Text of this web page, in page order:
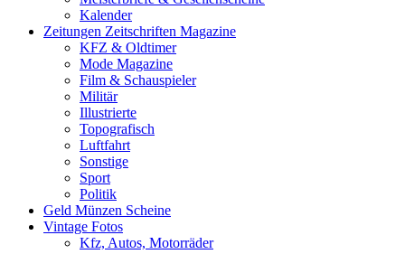
Kalender
Zeitungen Zeitschriften Magazine
KFZ & Oldtimer
Mode Magazine
Film & Schauspieler
Militär
Illustrierte
Topografisch
Luftfahrt
Sonstige
Sport
Politik
Geld Münzen Scheine
Vintage Fotos
Kfz, Autos, Motorräder